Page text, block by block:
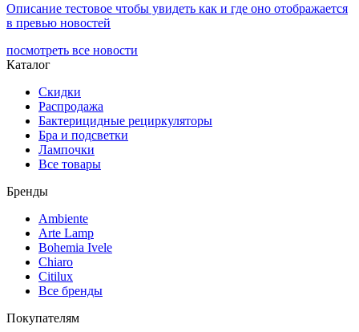
Описание тестовое чтобы увидеть как и где оно отображается
в превью новостей
посмотреть все новости
Каталог
Скидки
Распродажа
Бактерицидные рециркуляторы
Бра и подсветки
Лампочки
Все товары
Бренды
Ambiente
Arte Lamp
Bohemia Ivele
Chiaro
Citilux
Все бренды
Покупателям